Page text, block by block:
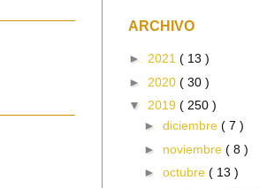
ARCHIVO
► 2021 ( 13 )
► 2020 ( 30 )
▼ 2019 ( 250 )
► diciembre ( 7 )
► noviembre ( 8 )
► octubre ( 13 )